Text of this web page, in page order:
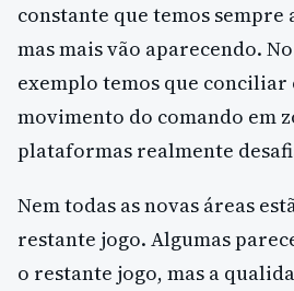
constante que temos sempre
mas mais vão aparecendo.
exemplo temos que conciliar
movimento do comando em
plataformas realmente
Nem todas as novas áreas
restante jogo. Algumas
o restante jogo, mas a